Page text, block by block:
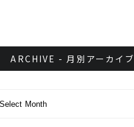
ARCHIVE - 月別アーカイブ